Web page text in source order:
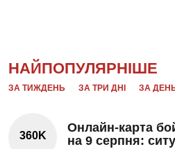
НАЙПОПУЛЯРНІШЕ
ЗА ТИЖДЕНЬ ЗА ТРИ ДНІ ЗА
360K
Онлайн-карта
на 9 серпня: